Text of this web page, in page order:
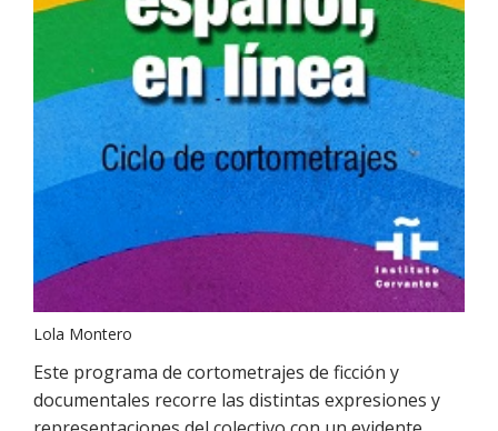
Lola Montero
Este programa de cortometrajes de ficción y
documentales recorre las distintas expresiones y